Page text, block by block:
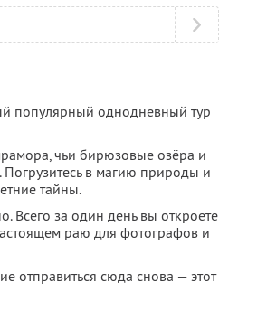
популярный однодневный тур
чьи бирюзовые озёра и
в магию природы и
тайны.
Всего за один день вы откроете
раю для фотографов и
отправиться сюда снова — этот